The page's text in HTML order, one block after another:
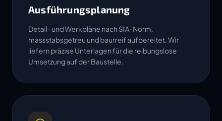
Ausführungsplanung
Detail- und Werkpläne nach SIA-Norm,
massstabsgetreu und baurreif aufbereitet. Wir
liefern präzise Unterlagen für die reibungslose
Umsetzung auf der Baustelle.